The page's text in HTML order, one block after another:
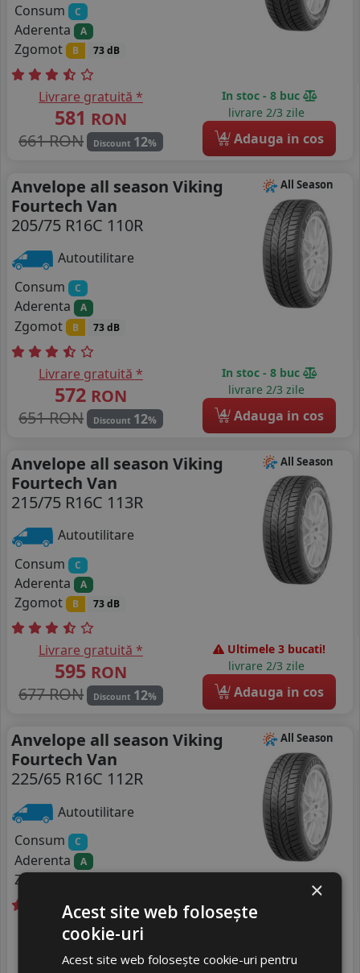
Consum
C
Aderenta A
Zgomot B 73 dB
Livrare gratuită *
581 RON
661 RON
Discount 12%
In stoc - 8 buc
livrare 2/3 zile
4 Adauga in cos
All Season
Anvelope all season Viking
Fourtech Van
205/75 R16C 110R
Autoutilitare
Consum
C
Aderenta A
Zgomot B 73 dB
Livrare gratuită *
572 RON
651 RON
Discount 12%
In stoc - 8 buc
livrare 2/3 zile
4 Adauga in cos
All Season
Anvelope all season Viking
Fourtech Van
215/75 R16C 113R
Autoutilitare
Consum
C
Aderenta A
Zgomot B 73 dB
Livrare gratuită *
595 RON
677 RON
Discount 12%
Ultimele 3 bucati!
livrare 2/3 zile
4 Adauga in cos
All Season
Anvelope all season Viking
Fourtech Van
225/65 R16C 112R
Autoutilitare
Consum
C
Aderenta A
Zgomot
Livrare gratuită *
646
In stoc - 8 buc
4 Adauga in cos
×
Acest site web folosește
cookie-uri
Acest site web folosește cookie-uri pentru